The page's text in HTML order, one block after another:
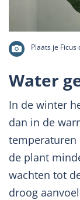
Plaats je
Water
In de winter
dan in de
de plant
wachten tot
droog